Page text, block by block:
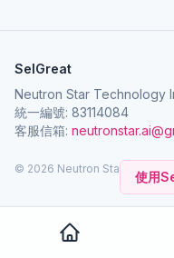
使用
SelGreat
Neutron Star Technology
統一編號: 83114084
客服信箱:
© 2026 Neutron Star